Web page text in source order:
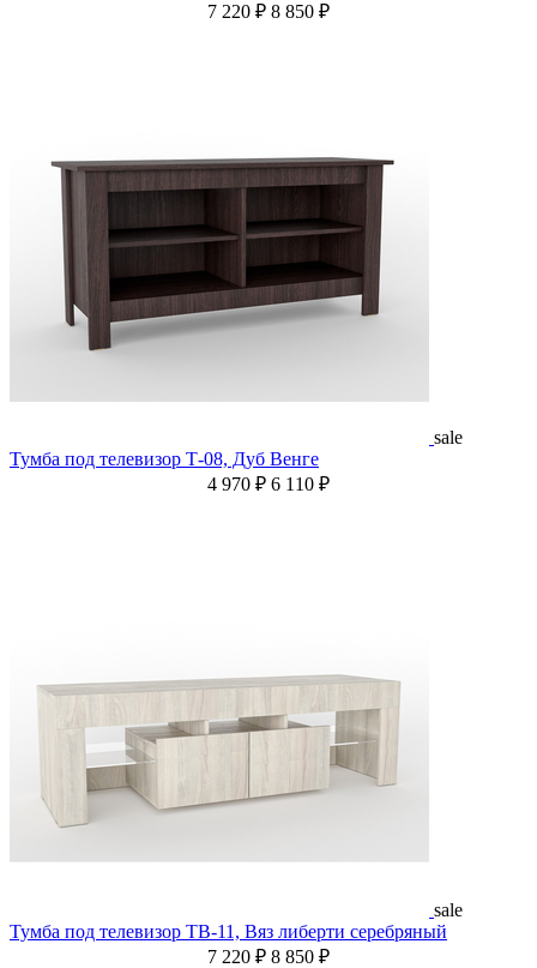
7 220 ₽ 8 850 ₽
sale
Тумба под телевизор Т-08, Дуб Венге
4 970 ₽ 6 110 ₽
sale
Тумба под телевизор ТВ-11, Вяз либерти серебряный
7 220 ₽ 8 850 ₽